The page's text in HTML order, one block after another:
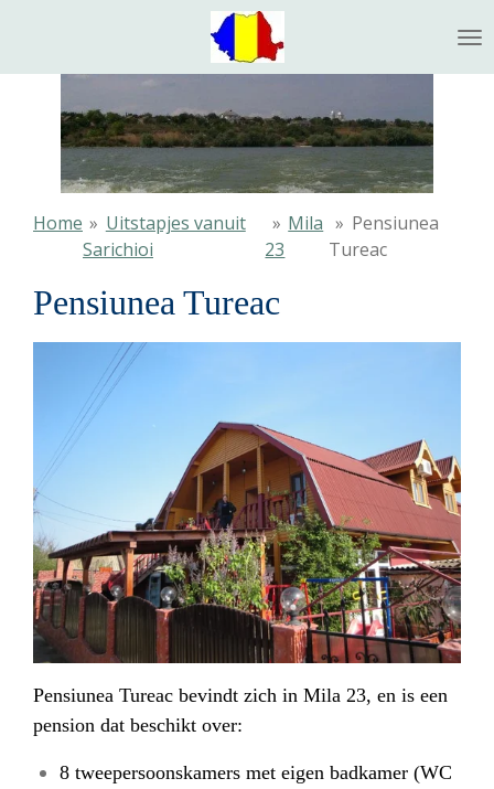
naar
hoofdinhoud
Home » Uitstapjes vanuit
Sarichioi
» Mila
23
» Pensiunea
Tureac
Pensiunea Tureac
Pensiunea Tureac bevindt zich in Mila 23, en is een
pension dat beschikt over:
8 tweepersoonskamers met eigen badkamer (WC